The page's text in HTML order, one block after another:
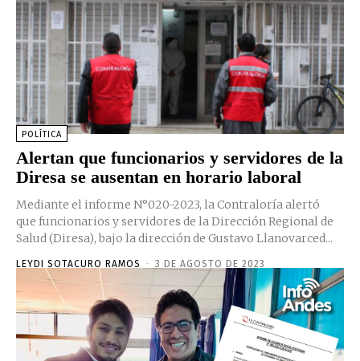
POLÍTICA
Alertan que funcionarios y servidores de la
Diresa se ausentan en horario laboral
Mediante el informe N°020-2023, la Contraloría alertó
que funcionarios y servidores de la Dirección Regional de
Salud (Diresa), bajo la dirección de Gustavo Llanovarced...
LEYDI SOTACURO RAMOS - 3 DE AGOSTO DE 2023